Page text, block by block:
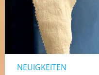
NEUIGKEITEN